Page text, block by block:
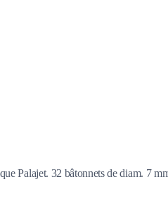
Palajet. 32 bâtonnets de diam. 7